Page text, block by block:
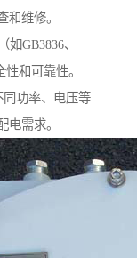
维修。
GB3836、
和可靠性。
同功率、电压等
需求。